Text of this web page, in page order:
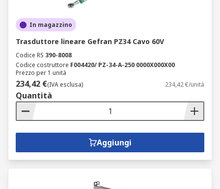
In magazzino
Trasduttore lineare Gefran PZ34 Cavo 60V
Codice RS 390-8008
Codice costruttore F004420/ PZ-34-A-250 0000X000X00
Prezzo per 1 unità
234,42 €(IVA esclusa) 234,42 €/unità
Quantità
Aggiungi